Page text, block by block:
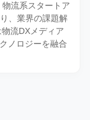
流系スタートア
、業界の課題解
流DXメディア
ノロジーを融合